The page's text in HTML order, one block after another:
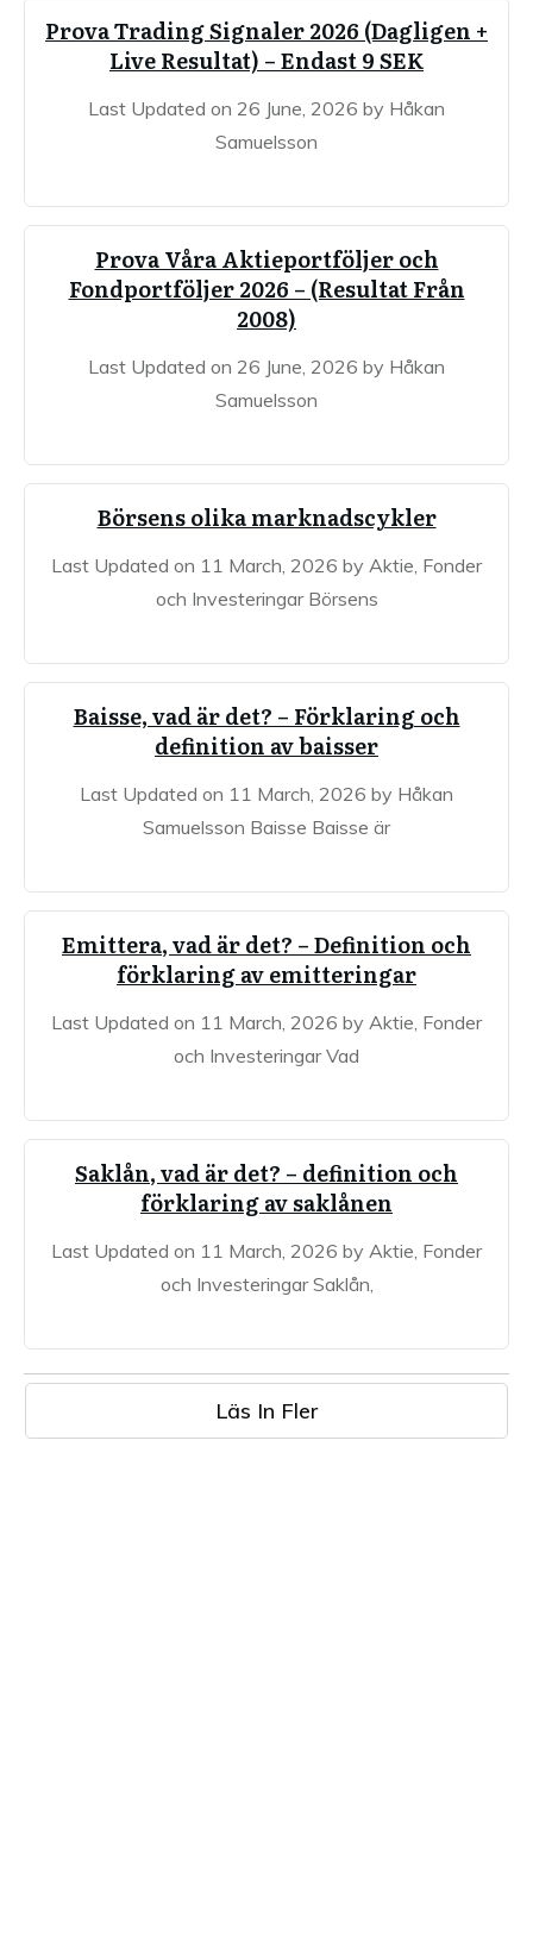
Prova Trading Signaler 2026 (Dagligen +
Live Resultat) – Endast 9 SEK
Last Updated on 26 June, 2026 by Håkan
Samuelsson
Prova Våra Aktieportföljer och
Fondportföljer 2026 – (Resultat Från
2008)
Last Updated on 26 June, 2026 by Håkan
Samuelsson
Börsens olika marknadscykler
Last Updated on 11 March, 2026 by Aktie, Fonder
och Investeringar Börsens
Baisse, vad är det? – Förklaring och
definition av baisser
Last Updated on 11 March, 2026 by Håkan
Samuelsson Baisse Baisse är
Emittera, vad är det? – Definition och
förklaring av emitteringar
Last Updated on 11 March, 2026 by Aktie, Fonder
och Investeringar Vad
Saklån, vad är det? – definition och
förklaring av saklånen
Last Updated on 11 March, 2026 by Aktie, Fonder
och Investeringar Saklån,
Läs In Fler